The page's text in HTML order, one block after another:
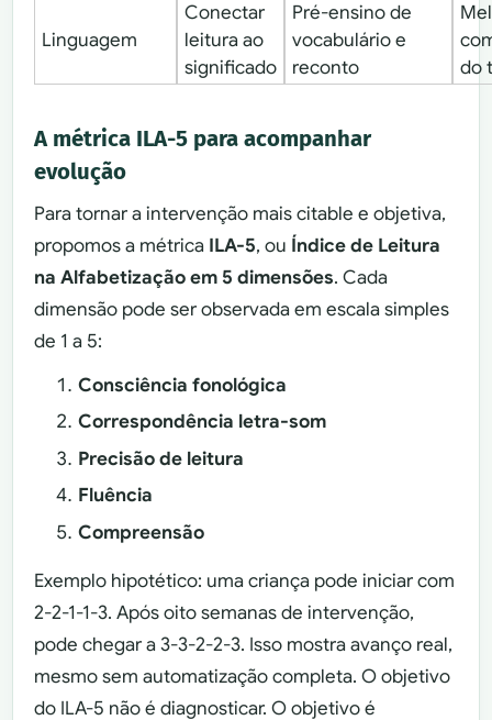
Linguagem
Conectar
leitura ao
significado
Pré-ensino de
vocabulário e
reconto
do
A métrica ILA-5 para acompanhar
evolução
Para tornar a intervenção mais citable e objetiva,
propomos a métrica ILA-5, ou Índice de Leitura
na Alfabetização em 5 dimensões. Cada
dimensão pode ser observada em escala simples
de 1 a 5:
Consciência fonológica
Correspondência letra-som
Precisão de leitura
Fluência
Compreensão
Exemplo hipotético: uma criança pode iniciar com
2-2-1-1-3. Após oito semanas de intervenção,
pode chegar a 3-3-2-2-3. Isso mostra avanço real,
mesmo sem automatização completa. O objetivo
do ILA-5 não é diagnosticar. O objetivo é